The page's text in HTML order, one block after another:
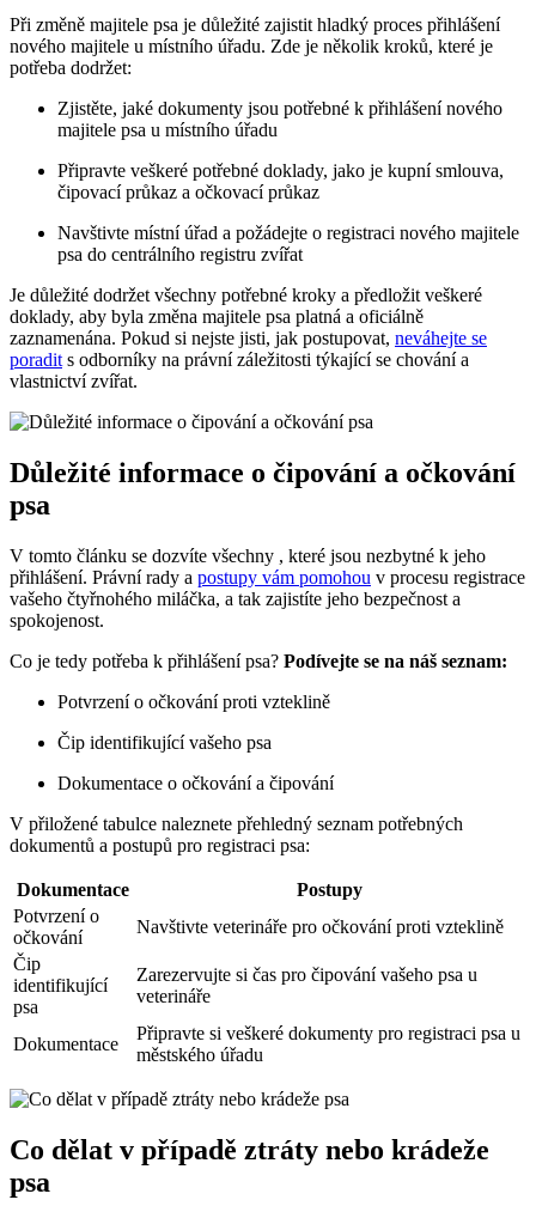
Při změně majitele psa je důležité zajistit hladký proces přihlášení
nového majitele u místního úřadu. Zde je několik kroků, které je
potřeba dodržet:
Zjistěte, jaké dokumenty jsou potřebné k přihlášení nového
majitele psa u místního úřadu
Připravte veškeré potřebné doklady, jako je kupní smlouva,
čipovací průkaz a očkovací průkaz
Navštivte místní úřad a požádejte o registraci nového majitele
psa do centrálního registru zvířat
Je důležité dodržet všechny potřebné kroky a předložit veškeré
doklady, aby byla změna majitele psa platná a oficiálně
zaznamenána. Pokud si nejste jisti, jak postupovat, neváhejte se
poradit s odborníky na právní záležitosti týkající se chování a
vlastnictví zvířat.
Důležité informace o čipování a očkování
psa
V tomto článku se dozvíte všechny , které jsou nezbytné k jeho
přihlášení. Právní rady a postupy vám pomohou v procesu registrace
vašeho čtyřnohého miláčka, a tak zajistíte jeho bezpečnost a
spokojenost.
Co je tedy potřeba k přihlášení psa? Podívejte se na náš seznam:
Potvrzení o očkování proti vzteklině
Čip identifikující vašeho psa
Dokumentace o očkování a čipování
V přiložené tabulce naleznete přehledný seznam potřebných
dokumentů a postupů pro registraci psa:
Dokumentace
Postupy
Potvrzení o
očkování
Navštivte veterináře pro očkování proti vzteklině
Čip
identifikující
psa
Zarezervujte si čas pro čipování vašeho psa u
veterináře
Dokumentace
Připravte si veškeré dokumenty pro registraci psa u
městského úřadu
Co dělat v případě ztráty nebo krádeže
psa